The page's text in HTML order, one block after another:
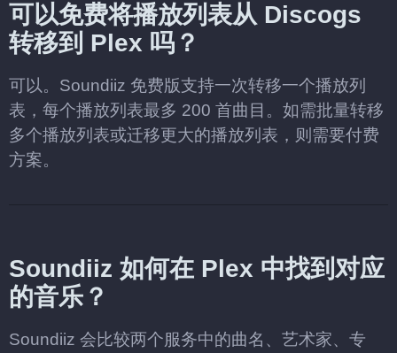
可以免费将播放列表从 Discogs
转移到 Plex 吗？
可以。Soundiiz 免费版支持一次转移一个播放列
表，每个播放列表最多 200 首曲目。如需批量转移
多个播放列表或迁移更大的播放列表，则需要付费
方案。
Soundiiz 如何在 Plex 中找到对应
的音乐？
Soundiiz 会比较两个服务中的曲名、艺术家、专